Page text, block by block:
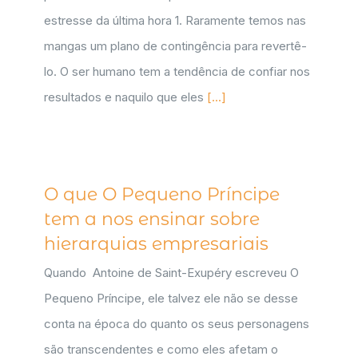
estresse da última hora 1. Raramente temos nas
mangas um plano de contingência para revertê-
lo. O ser humano tem a tendência de confiar nos
resultados e naquilo que eles [...]
O que O Pequeno Príncipe
tem a nos ensinar sobre
hierarquias empresariais
Quando Antoine de Saint-Exupéry escreveu O
Pequeno Príncipe, ele talvez ele não se desse
conta na época do quanto os seus personagens
são transcendentes e como eles afetam o